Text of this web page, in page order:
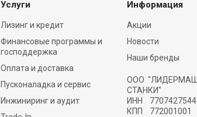
Услуги
Лизинг и кредит
Финансовые программы и
господдержка
Оплата и доставка
Пусконаладка и сервис
Инжиниринг и аудит
Информация
Акции
Новости
Наши бренды
ООО "ЛИДЕРМАШ
СТАНКИ"
ИНН 7707427544
КПП 772001001